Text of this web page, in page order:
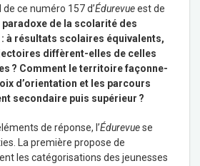
ce numéro 157 d’Édurevueest de
paradoxe de la scolarité des
: à résultats scolaires équivalents,
diffèrent-elles de celles
? Comment le territoire façonne-
d’orientation et les parcours
secondaire puis supérieur ?
de réponse, l’Édurevuese
La première propose de
les catégorisations des jeunesses